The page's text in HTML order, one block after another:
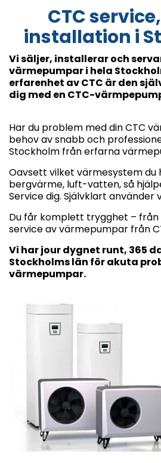
CTC
installation i
Vi säljer, installerar och
värmepumpar i hela
erfarenhet av CTC är den
dig med en CTC-
Har du problem med din CTC
behov av snabb och
Stockholm från erfarna
Oavsett vilket värmesystem du
bergvärme, luft-vatten, så
Service dig. Självklart använder
Du får komplett trygghet –
service av värmepumpar från
Vi har jour dygnet runt, 365
Stockholms län för akuta
värmepumpar.